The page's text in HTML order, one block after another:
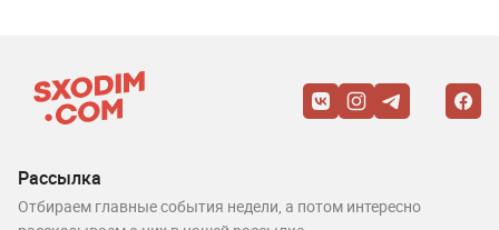
Рассылка
Отбираем главные события недели, а потом интересно